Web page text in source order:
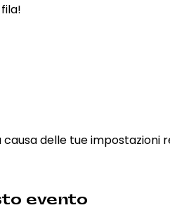
delle tue impostazioni
evento